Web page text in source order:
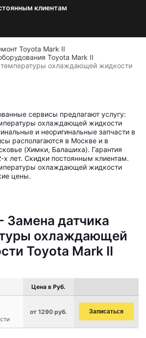
клиентам
Toyota Mark II
Toyota Mark II
температуры охлаждающей жидкости
сервисы предлагают услугу:
охлаждающей жидкости
и неоригинальные запчасти в
располагаются в Москве и в
(Химки, Балашиха). Гарантия
х лет. Скидки постоянным клиентам.
охлаждающей жидкости
цены.
Замена датчика
охлаждающей
Toyota Mark II
Цена в Руб.
от 1290 руб. Записаться